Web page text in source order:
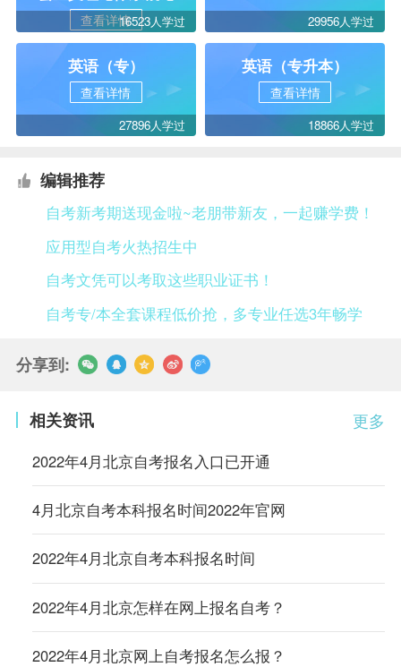
查看详情16523人学过 29956人学过
英语（专）
查看详情
27896人学过
英语（专升本）
查看详情
18866人学过
编辑推荐
自考新考期送现金啦~老朋带新友，一起赚学费！
应用型自考火热招生中
自考文凭可以考取这些职业证书！
自考专/本全套课程低价抢，多专业任选3年畅学
分享到:
更多
相关资讯
2022年4月北京自考报名入口已开通
4月北京自考本科报名时间2022年官网
2022年4月北京自考本科报名时间
2022年4月北京怎样在网上报名自考？
2022年4月北京网上自考报名怎么报？